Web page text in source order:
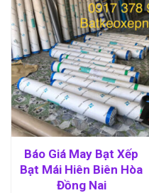
Báo Giá May Bạt Xếp
Bạt Mái Hiên Biên Hòa
Đồng Nai